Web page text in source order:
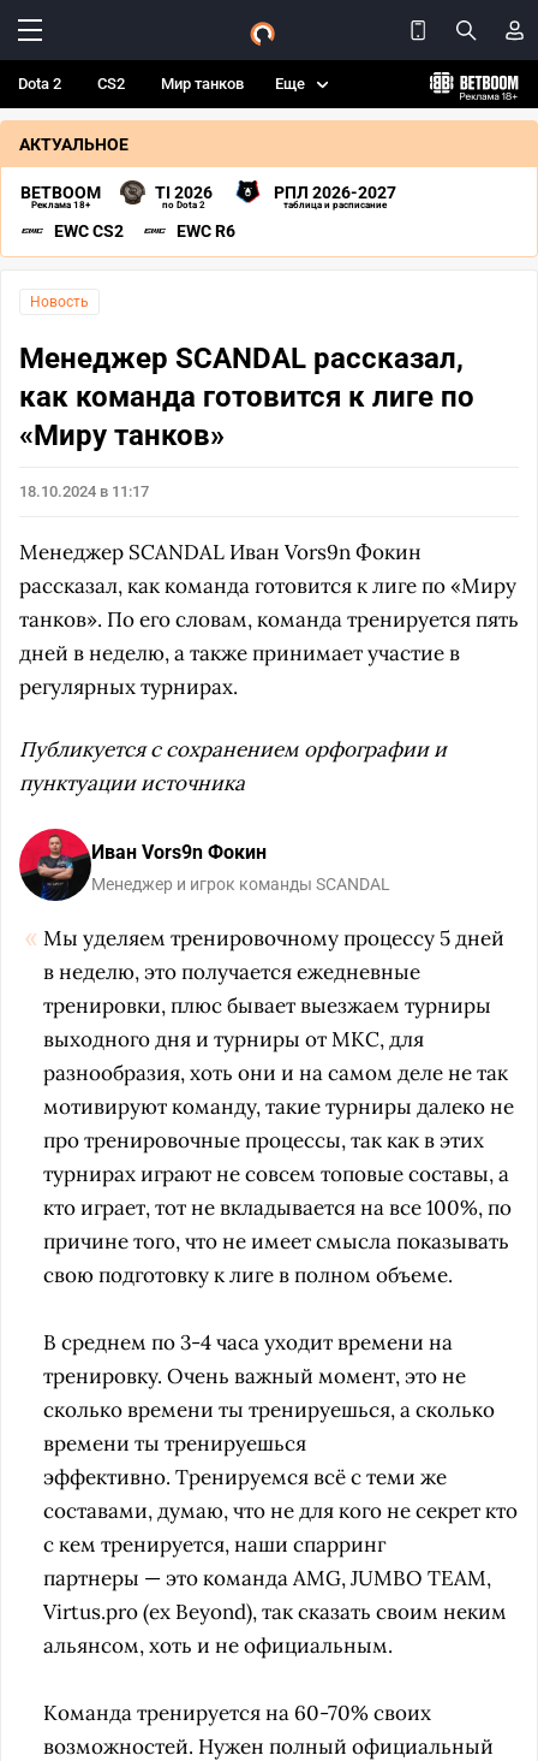
Dota 2 CS2 Мир танков Еще
АКТУАЛЬНОЕ
BETBOOM
Реклама 18+
TI 2026
по Dota 2
РПЛ 2026-2027
таблица и расписание
EWC CS2 EWC R6
Новость
Менеджер SCANDAL рассказал,
как команда готовится к лиге по
«Миру танков»
18.10.2024 в 11:17
Менеджер SCANDAL Иван Vors9n Фокин
рассказал, как команда готовится к лиге по «Миру
танков». По его словам, команда тренируется пять
дней в неделю, а также принимает участие в
регулярных турнирах.
Публикуется с сохранением орфографии и
пунктуации источника
Иван Vors9n Фокин
Менеджер и игрок команды SCANDAL
Мы уделяем тренировочному процессу 5 дней
в неделю, это получается ежедневные
тренировки, плюс бывает выезжаем турниры
выходного дня и турниры от МКС, для
разнообразия, хоть они и на самом деле не так
мотивируют команду, такие турниры далеко не
про тренировочные процессы, так как в этих
турнирах играют не совсем топовые составы, а
кто играет, тот не вкладывается на все 100%, по
причине того, что не имеет смысла показывать
свою подготовку к лиге в полном объеме.
В среднем по 3-4 часа уходит времени на
тренировку. Очень важный момент, это не
сколько времени ты тренируешься, а сколько
времени ты тренируешься
эффективно. Тренируемся всё с теми же
составами, думаю, что не для кого не секрет кто
с кем тренируется, наши спарринг
партнеры —это команда AMG, JUMBO TEAM,
Virtus.prо (ex Beyond), так сказать своим неким
альянсом, хоть и не официальным.
Команда тренируется на 60-70% своих
возможностей. Нужен полный официальный